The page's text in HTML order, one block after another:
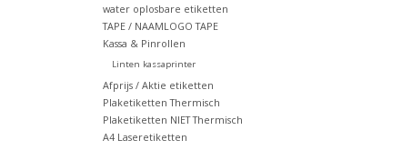
water oplosbare etiketten
TAPE / NAAMLOGO TAPE
Kassa & Pinrollen
Linten kassaprinter
Afprijs / Aktie etiketten
Plaketiketten Thermisch
Plaketiketten NIET Thermisch
A4 Laseretiketten